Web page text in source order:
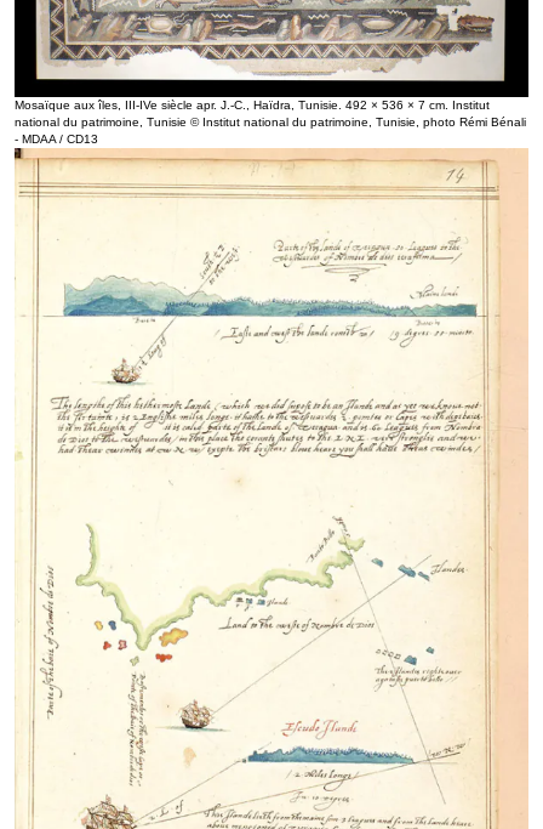
Mosaïque aux îles, III-IVe siècle apr. J.-C., Haïdra, Tunisie. 492 × 536 × 7 cm. Institut
national du patrimoine, Tunisie © Institut national du patrimoine, Tunisie, photo Rémi Bénali
- MDAA / CD13